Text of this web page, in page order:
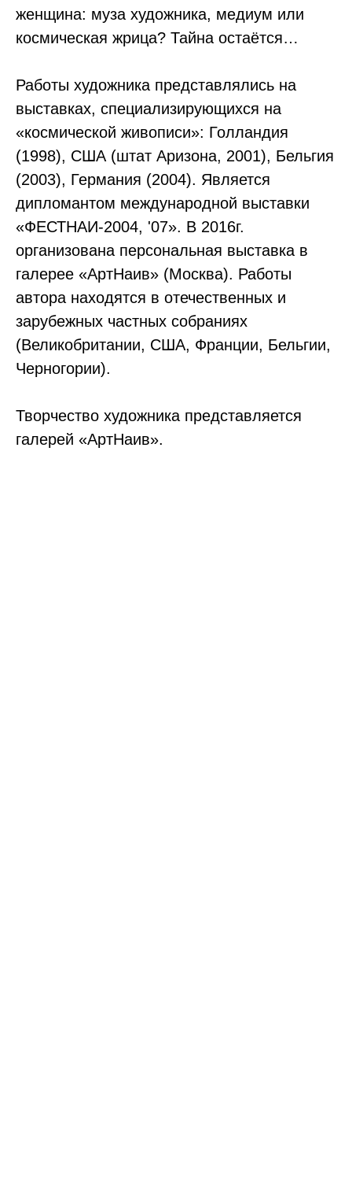
женщина: муза художника, медиум или
космическая жрица? Тайна остаётся…
Работы художника представлялись на
выставках, специализирующихся на
«космической живописи»: Голландия
(1998), США (штат Аризона, 2001), Бельгия
(2003), Германия (2004). Является
дипломантом международной выставки
«ФЕСТНАИ-2004, '07». В 2016г.
организована персональная выставка в
галерее «АртНаив» (Москва). Работы
автора находятся в отечественных и
зарубежных частных собраниях
(Великобритании, США, Франции, Бельгии,
Черногории).
Творчество художника представляется
галерей «АртНаив».